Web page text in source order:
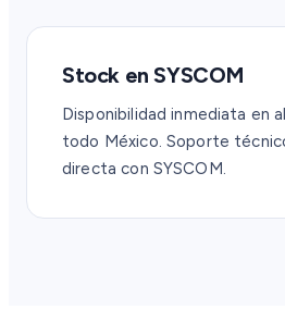
Stock en SYSCOM
Disponibilidad inmediata en
todo México. Soporte
directa con SYSCOM.